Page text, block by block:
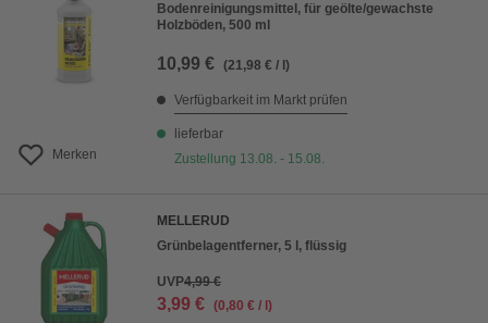
Merken
Bodenreinigungsmittel, für geölte/gewachste
Holzböden, 500 ml
10,99 € (21,98 € / l)
Verfügbarkeit im Markt prüfen
lieferbar
Zustellung 13.08. - 15.08.
MELLERUD
Grünbelagentferner, 5 l, flüssig
UVP4,99 €
3,99 € (0,80 € / l)